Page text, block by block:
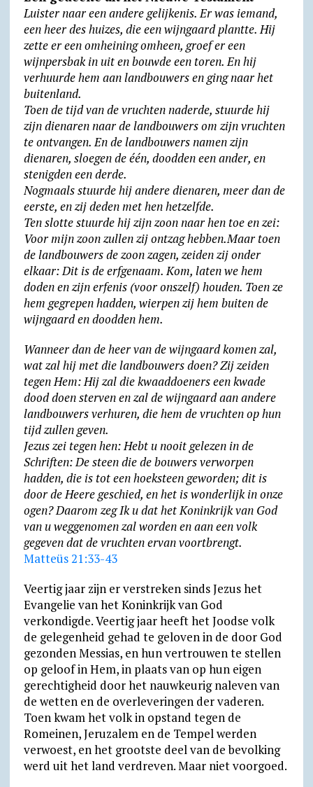
Luister naar een andere gelijkenis. Er was iemand,
een heer des huizes, die een wijngaard plantte. Hij
zette er een omheining omheen, groef er een
wijnpersbak in uit en bouwde een toren. En hij
verhuurde hem aan landbouwers en ging naar het
buitenland.
Toen de tijd van de vruchten naderde, stuurde hij
zijn dienaren naar de landbouwers om zijn vruchten
te ontvangen. En de landbouwers namen zijn
dienaren, sloegen de één, doodden een ander, en
stenigden een derde.
Nogmaals stuurde hij andere dienaren, meer dan de
eerste, en zij deden met hen hetzelfde.
Ten slotte stuurde hij zijn zoon naar hen toe en zei:
Voor mijn zoon zullen zij ontzag hebben.Maar toen
de landbouwers de zoon zagen, zeiden zij onder
elkaar: Dit is de erfgenaam. Kom, laten we hem
doden en zijn erfenis (voor onszelf) houden. Toen ze
hem gegrepen hadden, wierpen zij hem buiten de
wijngaard en doodden hem.
Wanneer dan de heer van de wijngaard komen zal,
wat zal hij met die landbouwers doen? Zij zeiden
tegen Hem: Hij zal die kwaaddoeners een kwade
dood doen sterven en zal de wijngaard aan andere
landbouwers verhuren, die hem de vruchten op hun
tijd zullen geven.
Jezus zei tegen hen: Hebt u nooit gelezen in de
Schriften: De steen die de bouwers verworpen
hadden, die is tot een hoeksteen geworden; dit is
door de Heere geschied, en het is wonderlijk in onze
ogen? Daarom zeg Ik u dat het Koninkrijk van God
van u weggenomen zal worden en aan een volk
gegeven dat de vruchten ervan voortbrengt.
Matteüs 21:33-43
Veertig jaar zijn er verstreken sinds Jezus het
Evangelie van het Koninkrijk van God
verkondigde. Veertig jaar heeft het Joodse volk
de gelegenheid gehad te geloven in de door God
gezonden Messias, en hun vertrouwen te stellen
op geloof in Hem, in plaats van op hun eigen
gerechtigheid door het nauwkeurig naleven van
de wetten en de overleveringen der vaderen.
Toen kwam het volk in opstand tegen de
Romeinen, Jeruzalem en de Tempel werden
verwoest, en het grootste deel van de bevolking
werd uit het land verdreven. Maar niet voorgoed.